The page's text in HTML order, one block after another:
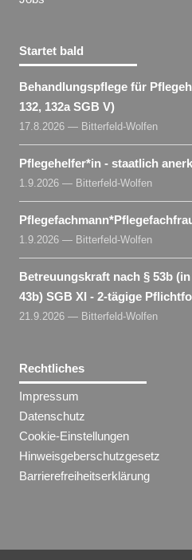
Startet bald
Behandlungspflege für
132, 132a SGB V)
17.8.2026 — Bitterfeld-Wolfen
Pflegehelfer​*in - staatlich
1.9.2026 — Bitterfeld-Wolfen
Pflegefachmann​*
1.9.2026 — Bitterfeld-Wolfen
Betreuungskraft nach § 53b
43b) SGB XI - 2-tägige
21.9.2026 — Bitterfeld-Wolfen
Rechtliches
Impressum
Datenschutz
Cookie-Einstellungen
Hinweisgeberschutzgesetz
Barrierefreiheitserklärung